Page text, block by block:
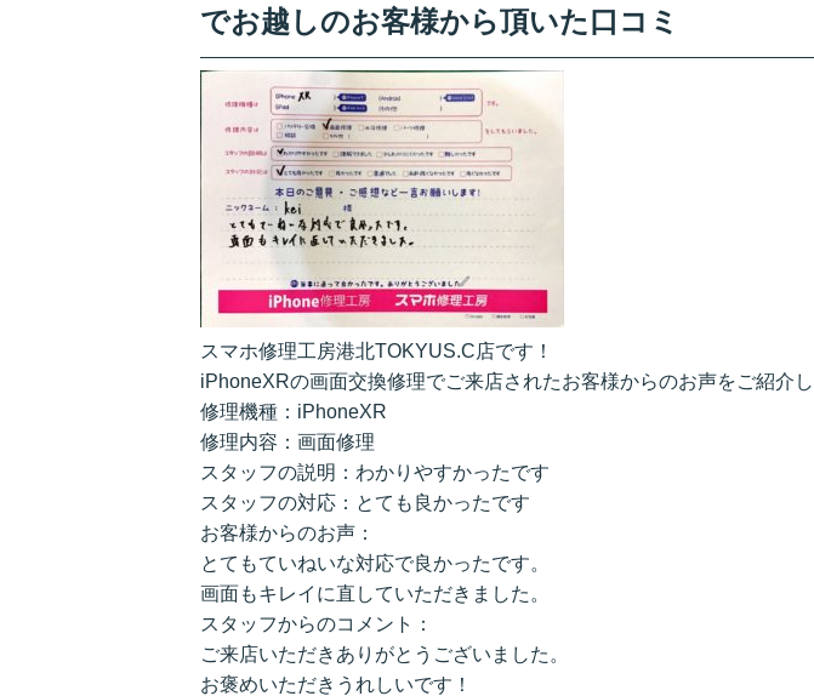
でお越しのお客様から頂いた口コミ
スマホ修理工房港北TOKYUS.C店です！
iPhoneXRの画面交換修理でご来店されたお客様からのお声をご紹介し
修理機種：iPhoneXR
修理内容：画面修理
スタッフの説明：わかりやすかったです
スタッフの対応：とても良かったです
お客様からのお声：
とてもていねいな対応で良かったです。
画面もキレイに直していただきました。
スタッフからのコメント：
ご来店いただきありがとうございました。
お褒めいただきうれしいです！